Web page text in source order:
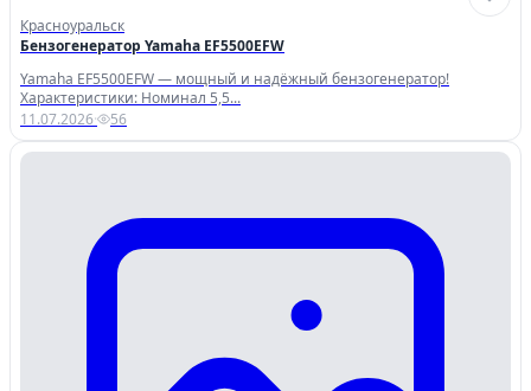
Красноуральск
Бензогенератор Yamaha EF5500EFW
Yamaha EF5500EFW — мощный и надёжный бензогенератор!
Характеристики: Номинал 5,5...
11.07.2026· 56